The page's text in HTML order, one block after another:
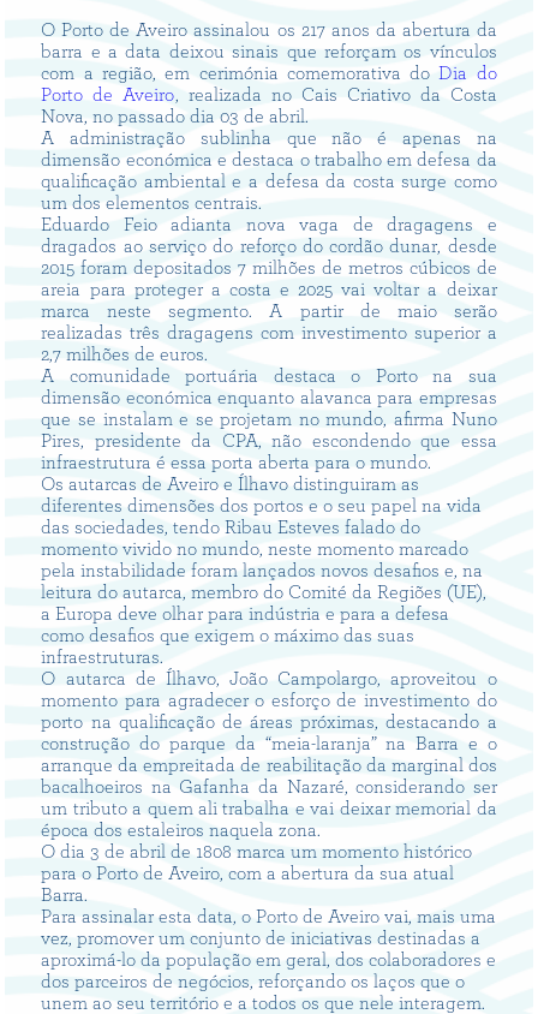
O Porto de Aveiro assinalou os 217 anos da abertura da
barra e a data deixou sinais que reforçam os vínculos
com a região, em cerimónia comemorativa doDia do
Porto de Aveiro, realizada no Cais Criativo da Costa
Nova, no passado dia 03 de abril.
A administração sublinha que não é apenas na
dimensão económica e destaca o trabalho em defesa da
qualificação ambiental e a defesa da costa surge como
um dos elementos centrais.
Eduardo Feio adianta nova vaga de dragagens e
dragados ao serviço do reforço do cordão dunar, desde
2015 foram depositados 7 milhões de metros cúbicos de
areia para proteger a costa e 2025 vai voltar a deixar
marca neste segmento. A partir de maio serão
realizadas três dragagens com investimento superior a
2,7 milhões de euros.
A comunidade portuária destaca o Porto na sua
dimensão económica enquanto alavanca para empresas
que se instalam e se projetam no mundo, afirma Nuno
Pires, presidente da CPA, não escondendo que essa
infraestrutura é essa porta aberta para o mundo.
Os autarcas de Aveiro e Ílhavo distinguiram as
diferentes dimensões dos portos e o seu papel na vida
das sociedades, tendo Ribau Esteves falado do
momento vivido no mundo, neste momento marcado
pela instabilidade foram lançados novos desafios e, na
leitura do autarca, membro do Comité da Regiões (UE),
a Europa deve olhar para indústria e para a defesa
como desafios que exigem o máximo das suas
infraestruturas.
O autarca de Ílhavo, João Campolargo, aproveitou o
momento para agradecer o esforço de investimento do
porto na qualificação de áreas próximas, destacando a
construção do parque da “meia-laranja” na Barra e o
arranque da empreitada de reabilitação da marginal dos
bacalhoeiros na Gafanha da Nazaré, considerando ser
um tributo a quem ali trabalha e vai deixar memorial da
época dos estaleiros naquela zona.
O dia 3 de abril de 1808 marca um momento histórico
para o Porto de Aveiro, com a abertura da sua atual
Barra.
Para assinalar esta data, o Porto de Aveiro vai, mais uma
vez, promover um conjunto de iniciativas destinadas a
aproximá-lo da população em geral, dos colaboradores e
dos parceiros de negócios, reforçando os laços que o
unem ao seu território e a todos os que nele interagem.